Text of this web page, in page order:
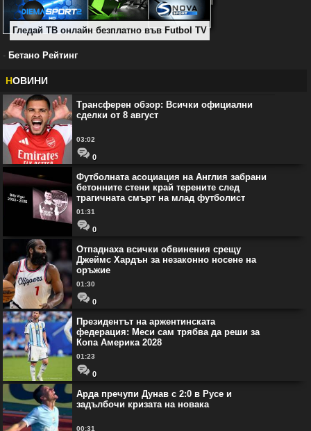
Гледай ТВ онлайн безплатно във Futbol TV
- Бетано Рейтинг
НОВИНИ
Трансферен обзор: Всички официални
сделки от 8 август
03:02
0
Футболната асоциация на Англия забрани
бетонните стени край терените след
трагичната смърт на млад футболист
01:31
0
Отпаднаха всички обвинения срещу
Джеймс Хардън за незаконно носене на
оръжие
01:30
0
Президентът на аржентинската
федерация: Меси сам трябва да реши за
Копа Америка 2028
01:23
0
Арда пречупи Дунав с 2:0 в Русе и
задълбочи кризата на новака
00:31